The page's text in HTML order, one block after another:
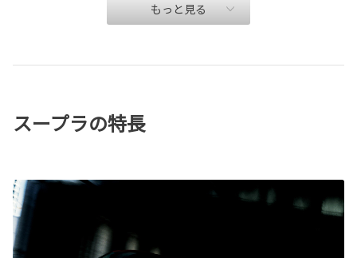
もっと見る
スープラの特長